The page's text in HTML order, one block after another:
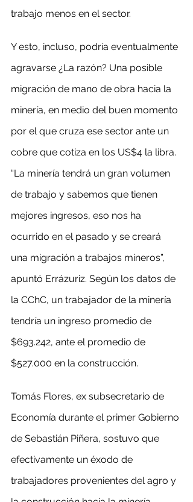
trabajo menos en el sector.
Y esto, incluso, podría eventualmente
agravarse ¿La razón? Una posible
migración de mano de obra hacia la
minería, en medio del buen momento
por el que cruza ese sector ante un
cobre que cotiza en los US$4 la libra.
“La minería tendrá un gran volumen
de trabajo y sabemos que tienen
mejores ingresos, eso nos ha
ocurrido en el pasado y se creará
una migración a trabajos mineros”,
apuntó Errázuriz. Según los datos de
la CChC, un trabajador de la minería
tendría un ingreso promedio de
$693.242, ante el promedio de
$527.000 en la construcción.
Tomás Flores, ex subsecretario de
Economía durante el primer Gobierno
de Sebastián Piñera, sostuvo que
efectivamente un éxodo de
trabajadores provenientes del agro y